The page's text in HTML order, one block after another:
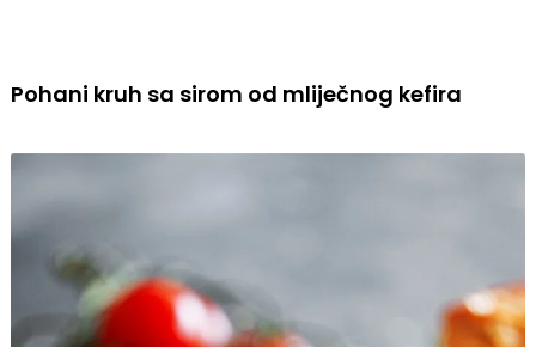
Pohani kruh sa sirom od mliječnog kefira